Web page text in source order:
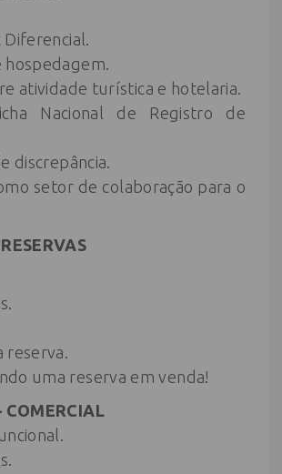
Diferencial.
hospedagem.
atividade turística e hotelaria.
Nacional de Registro de
discrepância.
setor de colaboração para o
reserva.
uma reserva em venda!